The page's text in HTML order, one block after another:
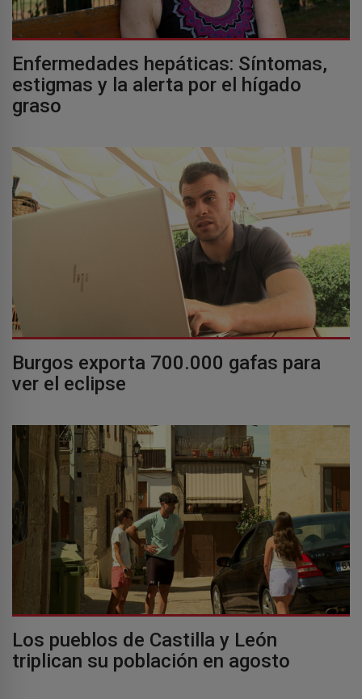
Enfermedades hepáticas: Síntomas,
estigmas y la alerta por el hígado
graso
Burgos exporta 700.000 gafas para
ver el eclipse
Los pueblos de Castilla y León
triplican su población en agosto